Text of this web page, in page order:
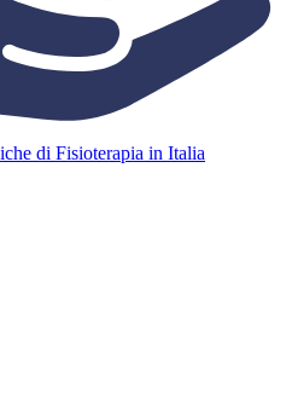
di Fisioterapia in Italia